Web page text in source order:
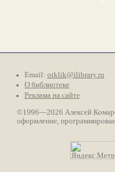
Email: otklik@ilibrary.ru
О библиотеке
Реклама на сайте
©1996—2026 Алексей
оформление,